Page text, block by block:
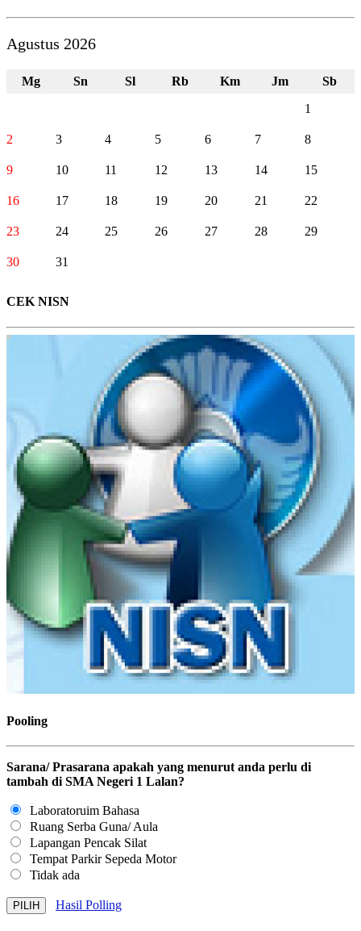
Agustus 2026
Mg Sn Sl Rb Km Jm
Sb
1
2 3 4 5 6 7 8
9 10 11 12 13 14 15
16 17 18 19 20 21 22
23 24 25 26 27 28 29
30 31
CEK NISN
Pooling
Sarana/ Prasarana apakah yang menurut anda perlu di
tambah di SMA Negeri 1 Lalan?
Laboratoruim Bahasa
Ruang Serba Guna/ Aula
Lapangan Pencak Silat
Tempat Parkir Sepeda Motor
Tidak ada
Hasil Polling